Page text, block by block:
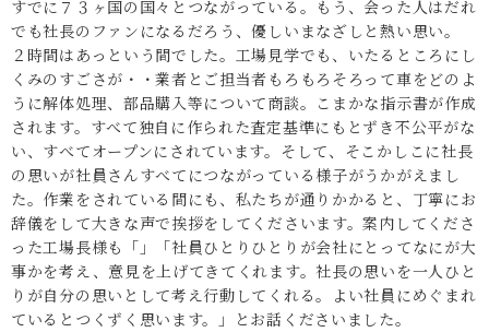
すでに７３ヶ国の国々とつながっている。もう、会った人はだれ
でも社長のファンになるだろう、優しいまなざしと熱い思い。
２時間はあっという間でした。工場見学でも、いたるところにし
くみのすごさが・・業者とご担当者もろもろそろって車をどのよ
うに解体処理、部品購入等について商談。こまかな指示書が作成
されます。すべて独自に作られた査定基準にもとずき不公平がな
い、すべてオープンにされています。そして、そこかしこに社長
の思いが社員さんすべてにつながっている様子がうかがえまし
た。作業をされている間にも、私たちが通りかかると、丁寧にお
辞儀をして大きな声で挨拶をしてくださいます。案内してくださ
った工場長様も「」「社員ひとりひとりが会社にとってなにが大
事かを考え、意見を上げてきてくれます。社長の思いを一人ひと
りが自分の思いとして考え行動してくれる。よい社員にめぐまれ
ているとつくずく思います。」とお話くださいました。